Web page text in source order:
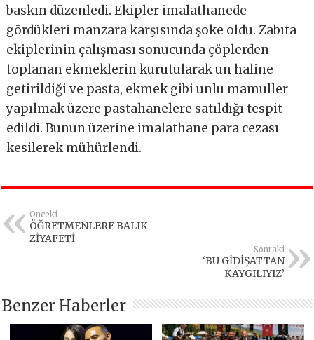
baskın düzenledi. Ekipler imalathanede
gördükleri manzara karşısında şoke oldu. Zabıta
ekiplerinin çalışması sonucunda çöplerden
toplanan ekmeklerin kurutularak un haline
getirildiği ve pasta, ekmek gibi unlu mamuller
yapılmak üzere pastahanelere satıldığı tespit
edildi. Bunun üzerine imalathane para cezası
kesilerek mühürlendi.
Önceki
ÖĞRETMENLERE BALIK
ZİYAFETİ
Sonraki
‘BU GİDİŞATTAN
KAYGILIYIZ’
Benzer Haberler